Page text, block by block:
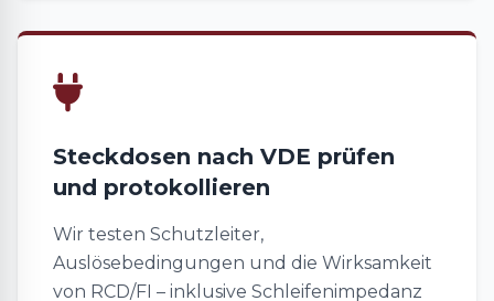
Steckdosen nach VDE prüfen
und protokollieren
Wir testen Schutzleiter,
Auslösebedingungen und die Wirksamkeit
von RCD/FI – inklusive Schleifenimpedanz